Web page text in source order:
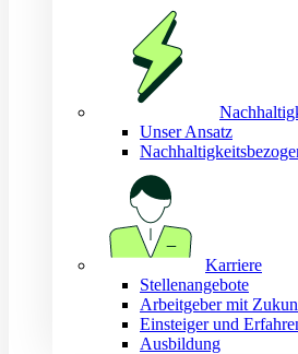
Unser Ansatz
Karriere
Stellenangebote
Arbeitgeber mit
Einsteiger und
Ausbildung